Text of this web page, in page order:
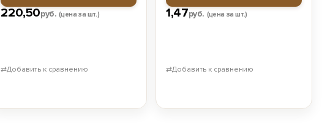
220,50руб. (цена за шт.)
⇄Добавить к сравнению
1,47руб. (цена за шт.)
⇄Добавить к сравнению